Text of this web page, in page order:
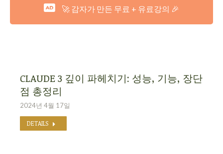
🚀 감자가 만든 무료 + 유료강의 🎉
CLAUDE 3 깊이 파헤치기: 성능, 기능, 장단
점 총정리
2024년 4월 17일
DETAILS